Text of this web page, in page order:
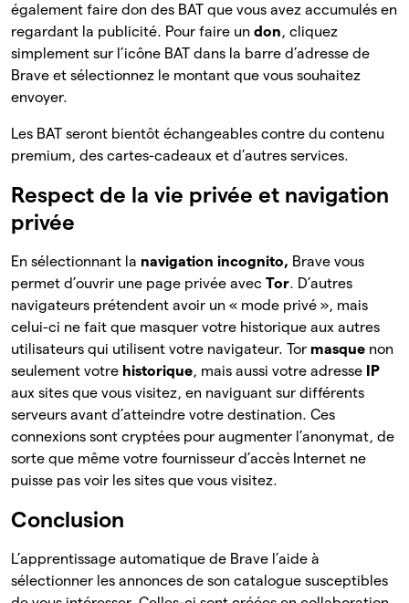
également faire don des BAT que vous avez accumulés en
regardant la publicité. Pour faire un don, cliquez
simplement sur l’icône BAT dans la barre d’adresse de
Brave et sélectionnez le montant que vous souhaitez
envoyer.
Les BAT seront bientôt échangeables contre du contenu
premium, des cartes-cadeaux et d’autres services.
Respect de la vie privée et navigation
privée
En sélectionnant la navigation incognito, Brave vous
permet d’ouvrir une page privée avec Tor. D’autres
navigateurs prétendent avoir un « mode privé », mais
celui-ci ne fait que masquer votre historique aux autres
utilisateurs qui utilisent votre navigateur. Tor masque non
seulement votre historique, mais aussi votre adresse
IP
aux sites que vous visitez, en naviguant sur différents
serveurs avant d’atteindre votre destination. Ces
connexions sont cryptées pour augmenter l’anonymat, de
sorte que même votre fournisseur d’accès Internet ne
puisse pas voir les sites que vous visitez.
Conclusion
L’apprentissage automatique de Brave l’aide à
sélectionner les annonces de son catalogue susceptibles